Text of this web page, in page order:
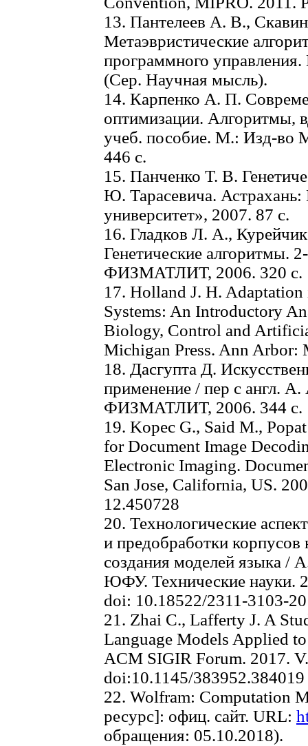
13. Пантелеев А. В.,
Метаэвристические
программного
(Сер. Научная мысль).
14. Карпенко А. П.
оптимизации. Алгоритмы,
учеб. пособие. М.: Изд-во
446 с.
15. Панченко Т. В.
Ю. Тарасевича.
университет», 2007. 87 с.
16. Гладков Л. А.,
Генетические алгоритмы.
ФИЗМАТЛИТ, 2006. 320 с.
17. Holland J. H.
Systems: An Introductory
Biology, Control and
Michigan Press. Ann Arbor:
18. Дасгупта Д.
применение / пер с англ.
ФИЗМАТЛИТ, 2006. 344 c.
19. Kopec G., Said M.,
for Document Image
Electronic Imaging.
San Jose, California, US.
12.450728
20. Технологические
и предобработки корпусов
создания моделей языка /
ЮФУ. Технические науки.
doi: 10.18522/2311-3103-
21. Zhai C., Lafferty J. A
Language Models Applied
ACM SIGIR Forum. 2017.
doi:10.1145/383952.384019
22. Wolfram: Computation
ресурс]: офиц. сайт. URL:
обращения: 05.10.2018).